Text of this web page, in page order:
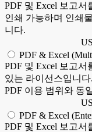
PDF 및 Excel 보고
인쇄 가능하며 인쇄
니다.
PDF & Excel
PDF 및 Excel 보고
있는 라이선스입니
PDF 이용 범위와 동
PDF & Excel
PDF 및 Excel 보고